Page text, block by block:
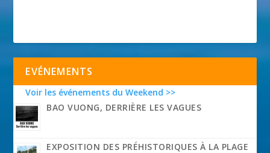
EVÉNEMENTS
Voir les événements du Weekend >>
BAO VUONG, DERRIÈRE LES VAGUES
EXPOSITION DES PRÉHISTORIQUES À LA PLAGE